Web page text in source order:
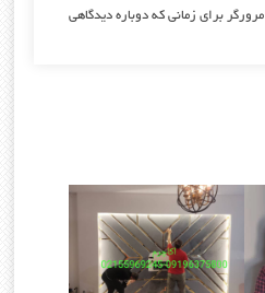
برای زمانی که دوباره دیدگاهی
تازه